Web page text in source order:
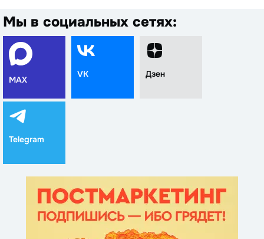
Мы в социальных сетях:
MAX
VK Дзен
Telegram